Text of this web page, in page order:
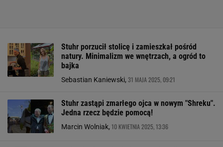
Stuhr porzucił stolicę i zamieszkał pośród
natury. Minimalizm we wnętrzach, a ogród to
bajka
Sebastian Kaniewski, 31 MAJA 2025, 09:21
Stuhr zastąpi zmarłego ojca w nowym "Shreku".
Jedna rzecz będzie pomocą!
Marcin Wolniak, 10 KWIETNIA 2025, 13:36